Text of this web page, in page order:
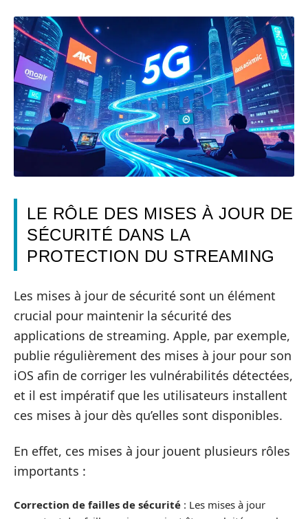
LE RÔLE DES MISES À JOUR DE
SÉCURITÉ DANS LA
PROTECTION DU STREAMING
Les mises à jour de sécurité sont un élément
crucial pour maintenir la sécurité des
applications de streaming. Apple, par exemple,
publie régulièrement des mises à jour pour son
iOS afin de corriger les vulnérabilités détectées,
et il est impératif que les utilisateurs installent
ces mises à jour dès qu’elles sont disponibles.
En effet, ces mises à jour jouent plusieurs rôles
importants :
Correction de failles de sécurité : Les mises à jour